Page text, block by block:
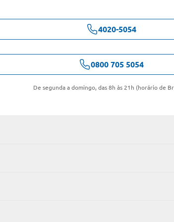
4020-5054
0800 705 5054
De segunda a domingo, das 8h às 21h (horário de